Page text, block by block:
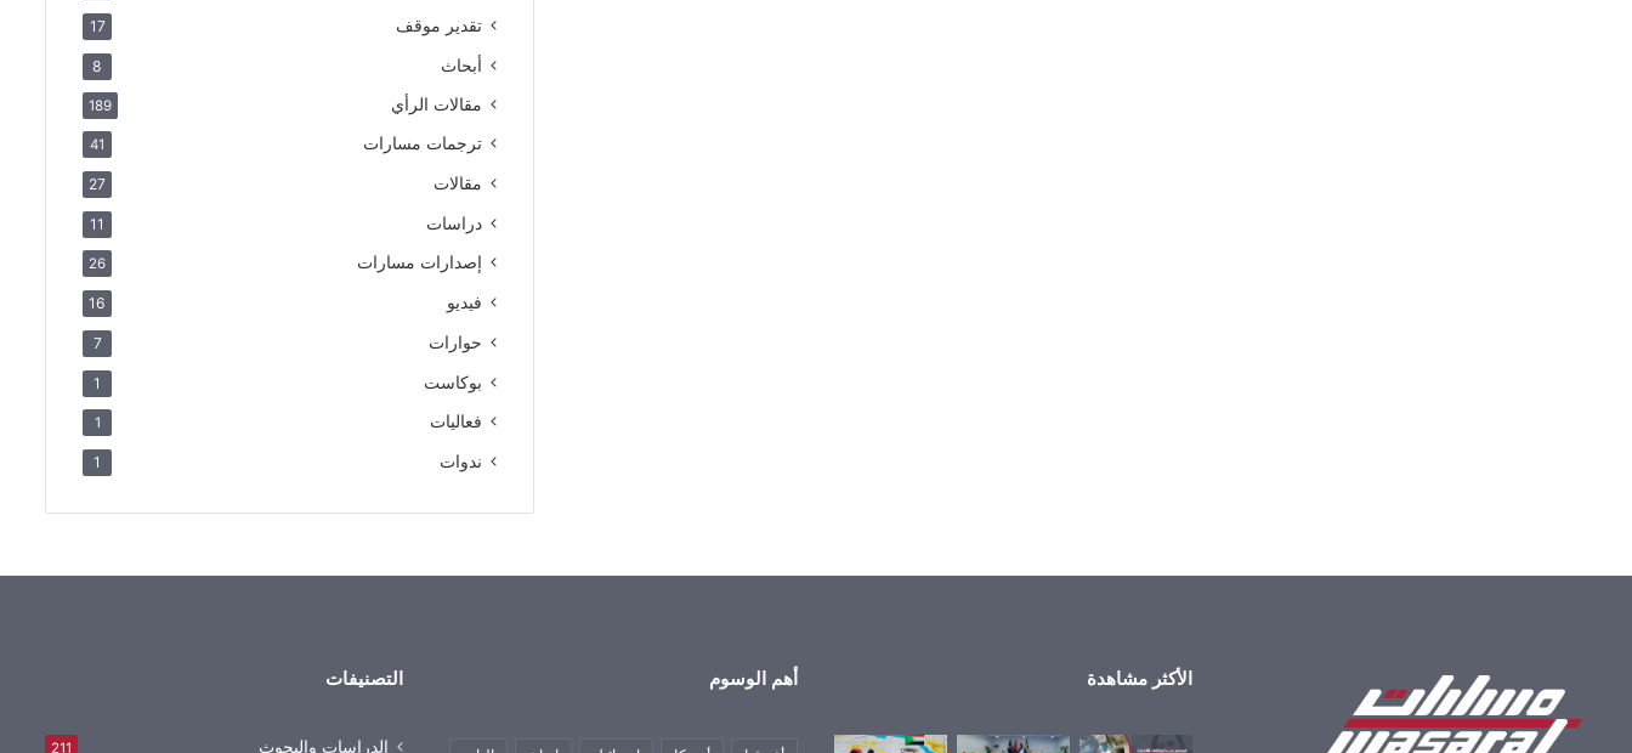
تقدير موقف 17
أبحاث 8
مقالات الرأي 189
ترجمات مسارات 41
مقالات 27
دراسات 11
إصدارات مسارات 26
فيديو 16
حوارات 7
بوكاست 1
فعاليات 1
ندوات 1
الأكثر مشاهدة أهم الوسوم التصنيفات
الدراسات والبحوث 211